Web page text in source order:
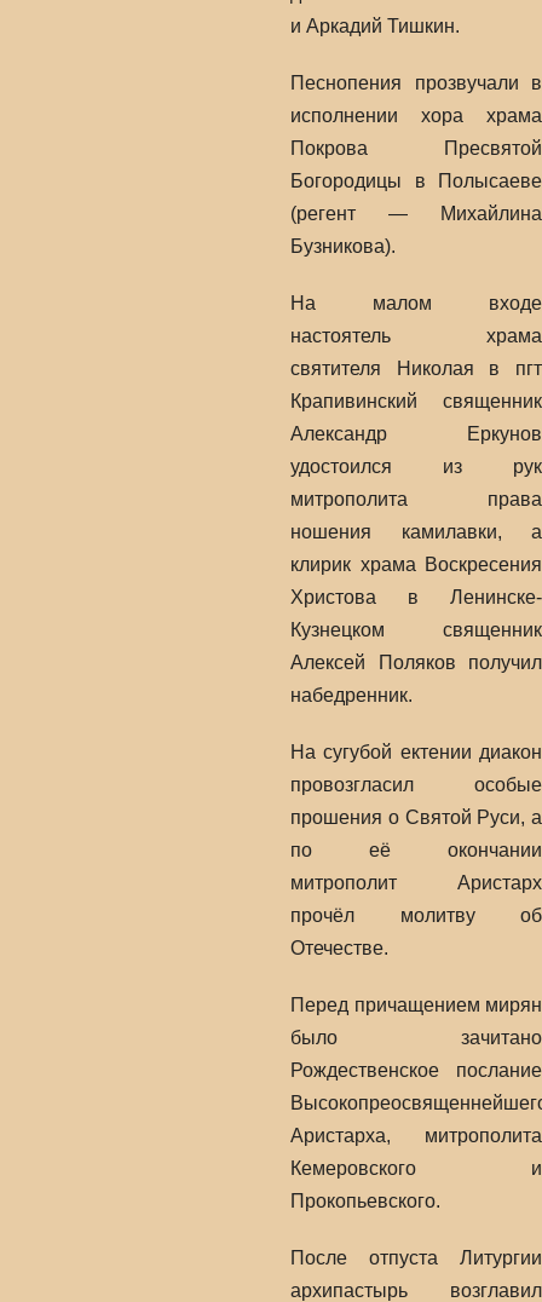
и Аркадий Тишкин.
Песнопения прозвучали в
исполнении хора храма
Покрова Пресвятой
Богородицы в Полысаеве
(регент — Михайлина
Бузникова).
На малом входе
настоятель храма
святителя Николая в пгт
Крапивинский священник
Александр Еркунов
удостоился из рук
митрополита права
ношения камилавки, а
клирик храма Воскресения
Христова в Ленинске-
Кузнецком священник
Алексей Поляков получил
набедренник.
На сугубой ектении диакон
провозгласил особые
прошения о Святой Руси, а
по её окончании
митрополит Аристарх
прочёл молитву об
Отечестве.
Перед причащением мирян
было зачитано
Рождественское послание
Аристарха, митрополита
Кемеровского и
Прокопьевского.
После отпуста Литургии
архипастырь возглавил